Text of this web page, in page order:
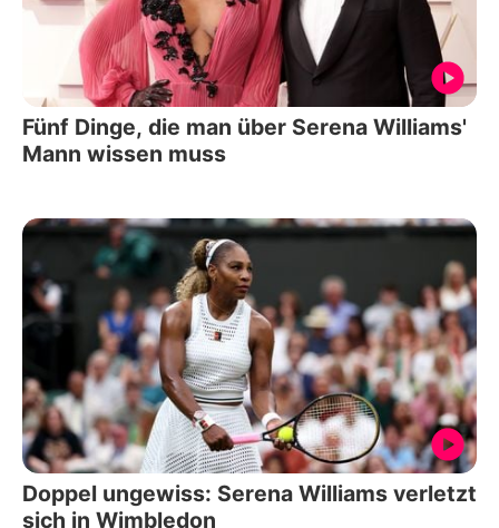
Fünf Dinge, die man über Serena Williams'
Mann wissen muss
Doppel ungewiss: Serena Williams verletzt
sich in Wimbledon